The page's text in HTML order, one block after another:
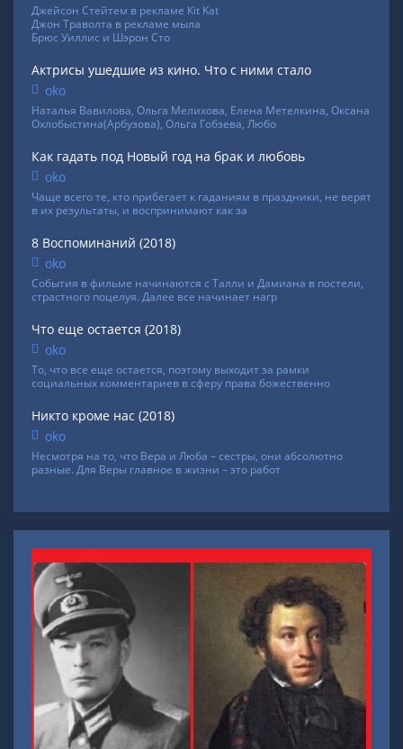
Джейсон Стейтем в рекламе Кit Kat
Джон Траволта в рекламе мыла
Брюс Уиллис и Шэрон Сто
Актрисы ушедшие из кино. Что с ними стало
oko
Наталья Вавилова, Ольга Мелихова, Елена Метелкина, Оксана
Охлобыстина(Арбузова), Ольга Гобзева, Любо
Как гадать под Новый год на брак и любовь
oko
Чаще всего те, кто прибегает к гаданиям в праздники, не верят
в их результаты, и воспринимают как за
8 Воспоминаний (2018)
oko
События в фильме начинаются с Талли и Дамиана в постели,
страстного поцелуя. Далее все начинает нагр
Что еще остается (2018)
oko
То, что все еще остается, поэтому выходит за рамки
социальных комментариев в сферу права божественно
Никто кроме нас (2018)
oko
Несмотря на то, что Вера и Люба – сестры, они абсолютно
разные. Для Веры главное в жизни – это работ